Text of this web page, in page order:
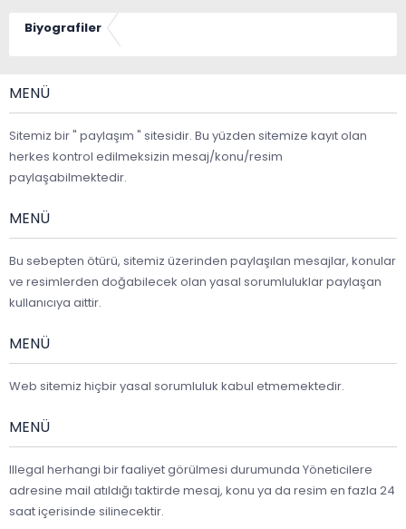
Biyografiler
MENÜ
Sitemiz bir " paylaşım " sitesidir. Bu yüzden sitemize kayıt olan
herkes kontrol edilmeksizin mesaj/konu/resim
paylaşabilmektedir.
MENÜ
Bu sebepten ötürü, sitemiz üzerinden paylaşılan mesajlar, konular
ve resimlerden doğabilecek olan yasal sorumluluklar paylaşan
kullanıcıya aittir.
MENÜ
Web sitemiz hiçbir yasal sorumluluk kabul etmemektedir.
MENÜ
Illegal herhangi bir faaliyet görülmesi durumunda Yöneticilere
adresine mail atıldığı taktirde mesaj, konu ya da resim en fazla 24
saat içerisinde silinecektir.